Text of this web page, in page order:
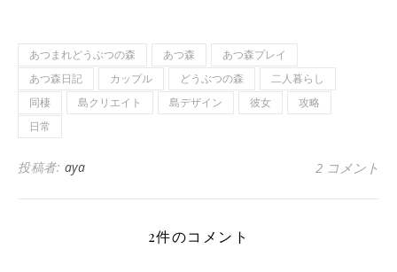
あつまれどうぶつの森 あつ森
あつ森プレイ
あつ森日記
カップル どうぶつの森
二人暮らし
同棲
島クリエイト 島デザイン 彼女
攻略
日常
投稿者: aya 2 コメント
2件のコメント